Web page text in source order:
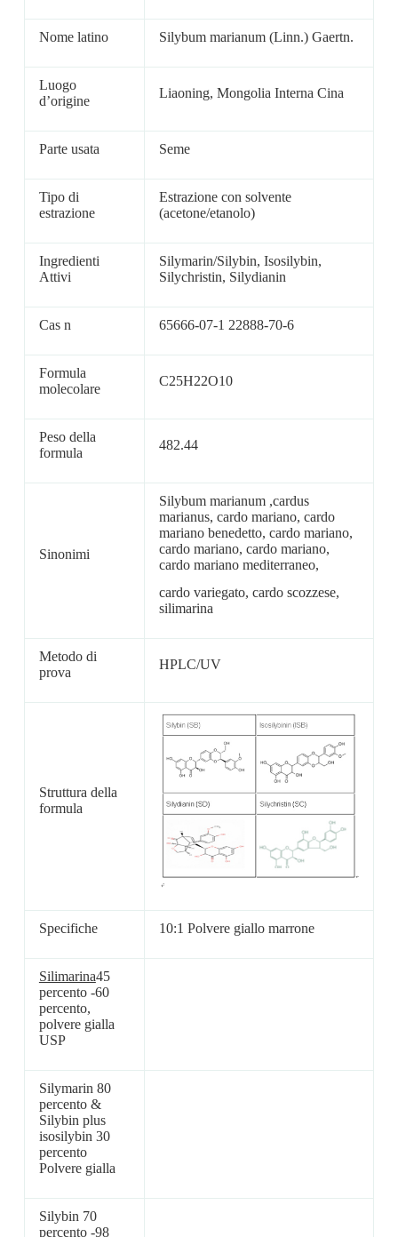
Nome latino Silybum marianum (Linn.) Gaertn.
Luogo
d’origine
Liaoning, Mongolia Interna Cina
Parte usata Seme
Tipo di
estrazione
Estrazione con solvente
(acetone/etanolo)
Ingredienti
Attivi
Silymarin/Silybin, Isosilybin,
Silychristin, Silydianin
Cas n 65666-07-1 22888-70-6
Formula
molecolare
C25H22O10
Peso della
formula
482.44
Sinonimi
Silybum marianum ,cardus
marianus, cardo mariano, cardo
mariano benedetto, cardo mariano,
cardo mariano, cardo mariano,
cardo mariano mediterraneo,
cardo variegato, cardo scozzese,
silimarina
Metodo di
prova
HPLC/UV
Struttura della
formula
Specifiche 10:1 Polvere giallo marrone
Silimarina45
percento -60
percento,
polvere gialla
USP
Silymarin 80
percento &
Silybin plus
isosilybin 30
percento
Polvere gialla
Silybin 70
percento -98